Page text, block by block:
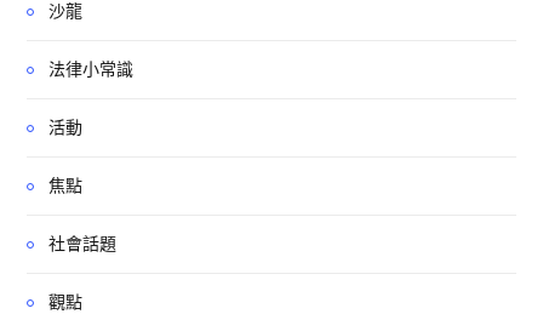
沙龍
法律小常識
活動
焦點
社會話題
觀點